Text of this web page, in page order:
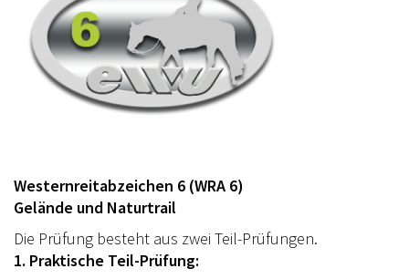
Westernreitabzeichen 6 (WRA 6)
Gelände und Naturtrail
Die Prüfung besteht aus zwei Teil-Prüfungen.
1. Praktische Teil-Prüfung: